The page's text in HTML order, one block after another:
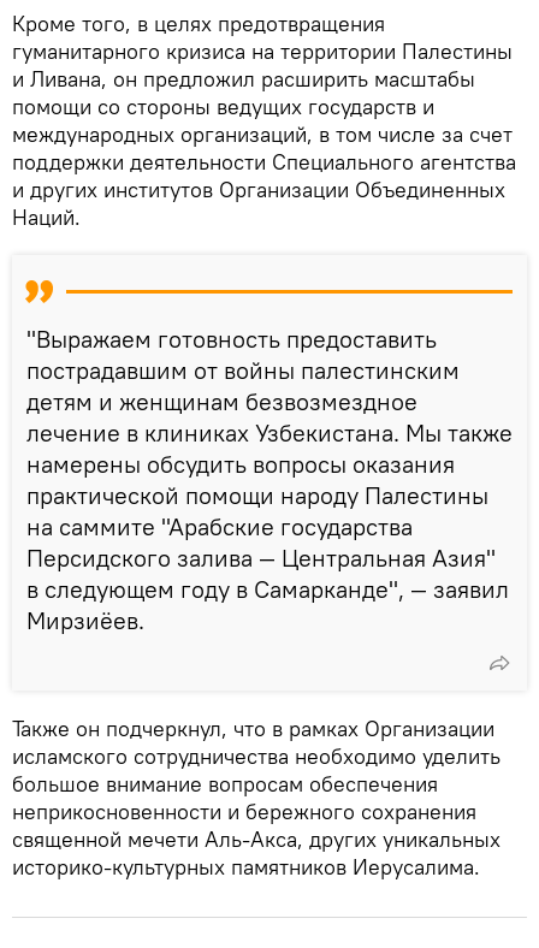
Кроме того, в целях предотвращения
гуманитарного кризиса на территории Палестины
и Ливана, он предложил расширить масштабы
помощи со стороны ведущих государств и
международных организаций, в том числе за счет
поддержки деятельности Специального агентства
и других институтов Организации Объединенных
Наций.
"Выражаем готовность предоставить
пострадавшим от войны палестинским
детям и женщинам безвозмездное
лечение в клиниках Узбекистана. Мы также
намерены обсудить вопросы оказания
практической помощи народу Палестины
на саммите "Арабские государства
Персидского залива — Центральная Азия"
в следующем году в Самарканде", — заявил
Мирзиёев.
Также он подчеркнул, что в рамках Организации
исламского сотрудничества необходимо уделить
большое внимание вопросам обеспечения
неприкосновенности и бережного сохранения
священной мечети Аль-Акса, других уникальных
историко-культурных памятников Иерусалима.